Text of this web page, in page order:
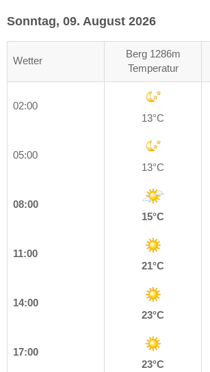
Sonntag, 09. August 2026
Wetter
Berg 1286m
Temperatur
02:00
13°C
05:00
13°C
08:00
15°C
11:00
21°C
14:00
23°C
17:00
23°C